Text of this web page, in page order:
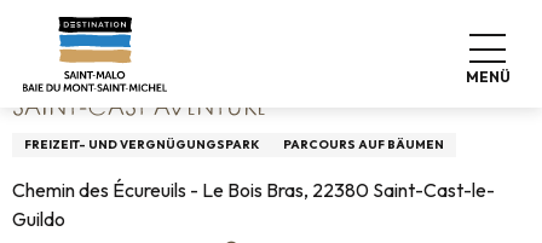
contenu
principal
MENÜ
Startseite
SAINT-CAST AVENTURE
FREIZEIT- UND VERGNÜGUNGSPARK PARCOURS AUF BÄUMEN
Chemin des Écureuils - Le Bois Bras, 22380 Saint-Cast-le-
Guildo